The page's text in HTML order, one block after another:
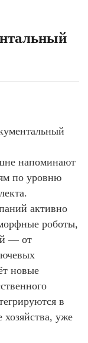
напоминают
по уровню
активно
роботы,
— от
новые
в
уже